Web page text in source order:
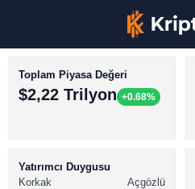
BİTCOİN HABERLERİ
Toplam Piyasa Değeri
$2,22 Trilyon +0.68%
Yatırımcı Duygusu
Korkak
Açgözlü